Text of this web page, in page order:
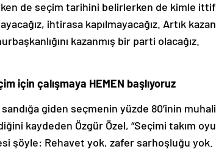
de seçim tarihini belirlerken de kimle
ihtirasa kapılmayacağız. Artık
kazanmış bir parti olacağız.
için çalışmaya HEMEN başlıyoruz
giden seçmenin yüzde 80’inin
kaydeden Özgür Özel, “Seçimi takım
şöyle: Rehavet yok, zafer sarhoşluğu yok.